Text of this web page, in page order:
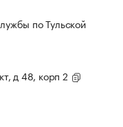
по Тульской
д 48, корп 2